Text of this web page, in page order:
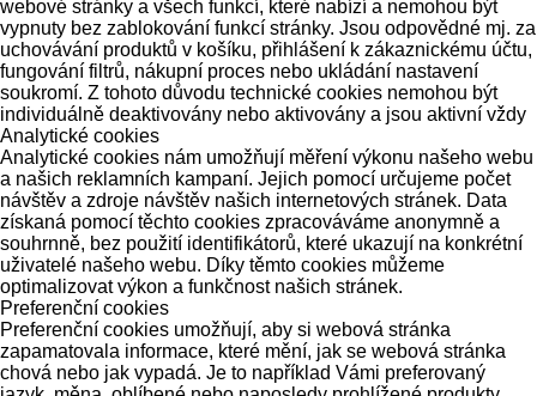
webové stránky a všech funkcí, které nabízí a nemohou být
vypnuty bez zablokování funkcí stránky. Jsou odpovědné mj. za
uchovávání produktů v košíku, přihlášení k zákaznickému účtu,
fungování filtrů, nákupní proces nebo ukládání nastavení
soukromí. Z tohoto důvodu technické cookies nemohou být
individuálně deaktivovány nebo aktivovány a jsou aktivní vždy
Analytické cookies
Analytické cookies nám umožňují měření výkonu našeho webu
a našich reklamních kampaní. Jejich pomocí určujeme počet
návštěv a zdroje návštěv našich internetových stránek. Data
získaná pomocí těchto cookies zpracováváme anonymně a
souhrnně, bez použití identifikátorů, které ukazují na konkrétní
uživatelé našeho webu. Díky těmto cookies můžeme
optimalizovat výkon a funkčnost našich stránek.
Preferenční cookies
Preferenční cookies umožňují, aby si webová stránka
zapamatovala informace, které mění, jak se webová stránka
chová nebo jak vypadá. Je to například Vámi preferovaný